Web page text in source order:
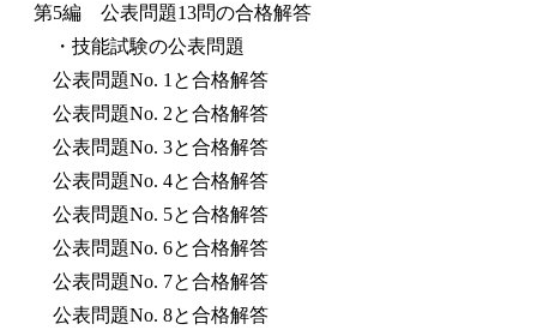
第5編 公表問題13問の合格解答
・技能試験の公表問題
公表問題No. 1と合格解答
公表問題No. 2と合格解答
公表問題No. 3と合格解答
公表問題No. 4と合格解答
公表問題No. 5と合格解答
公表問題No. 6と合格解答
公表問題No. 7と合格解答
公表問題No. 8と合格解答